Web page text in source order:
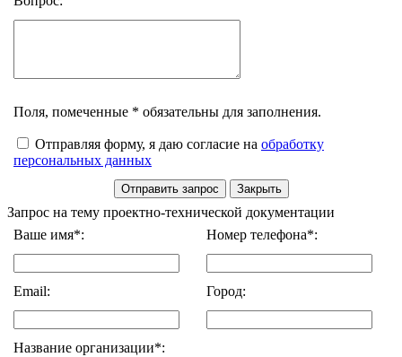
Поля, помеченные * обязательны для заполнения.
Отправляя форму, я даю согласие на обработку
персональных данных
Запрос на тему проектно-технической документации
Ваше имя*:
Номер телефона*:
Email: Город:
Название организации*: